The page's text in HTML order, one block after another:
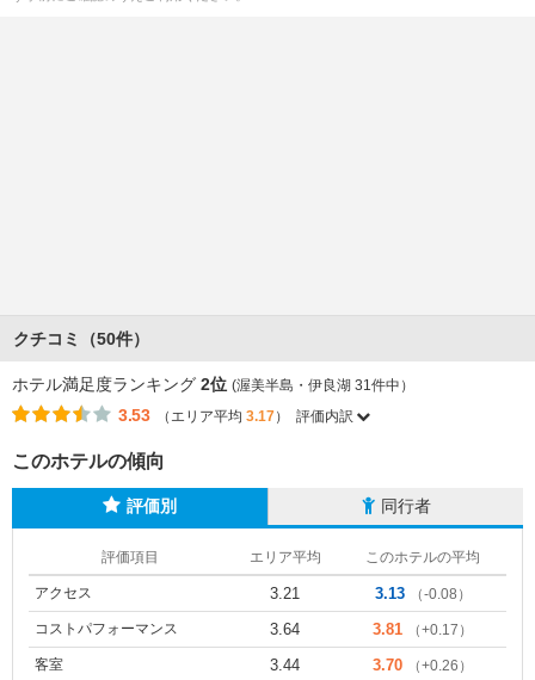
クチコミ（50件）
ホテル満足度ランキング 2位 (渥美半島・伊良湖 31件中）
3.53 （エリア平均 3.17） 評価内訳
このホテルの傾向
評価別 同行者
評価項目 エリア平均 このホテルの平均
アクセス 3.21 3.13 （-0.08）
コストパフォーマンス 3.64 3.81 （+0.17）
客室 3.44 3.70 （+0.26）